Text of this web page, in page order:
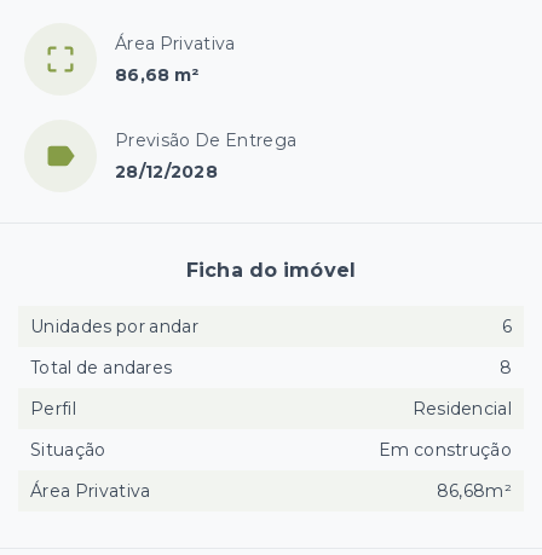
Área Privativa
86,68 m²
Previsão De Entrega
28/12/2028
Ficha do imóvel
Unidades por andar
6
Total de andares
8
Perfil
Residencial
Situação
Em construção
Área Privativa
86,68m²